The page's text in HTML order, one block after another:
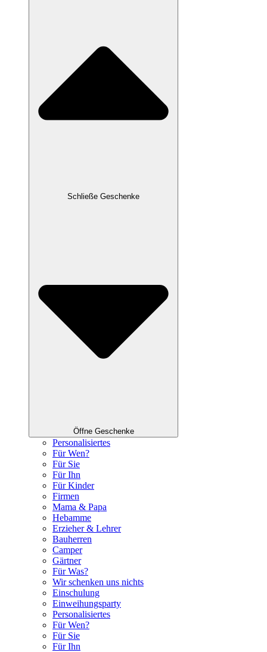
Schließe Geschenke
Öffne Geschenke
Personalisiertes
Für Wen?
Für Sie
Für Ihn
Für Kinder
Firmen
Mama & Papa
Hebamme
Erzieher & Lehrer
Bauherren
Camper
Gärtner
Für Was?
Wir schenken uns nichts
Einschulung
Einweihungsparty
Personalisiertes
Für Wen?
Für Sie
Für Ihn